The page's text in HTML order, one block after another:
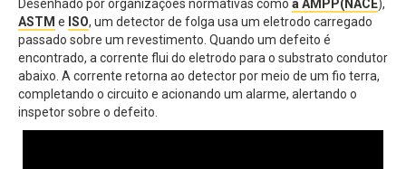
Desenhado por organizações normativas como a AMPP(NACE),
ASTM e ISO, um detector de folga usa um eletrodo carregado
passado sobre um revestimento. Quando um defeito é
encontrado, a corrente flui do eletrodo para o substrato condutor
abaixo. A corrente retorna ao detector por meio de um fio terra,
completando o circuito e acionando um alarme, alertando o
inspetor sobre o defeito.